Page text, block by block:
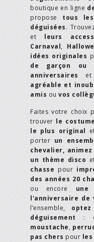
boutique en ligne
propose tous
déguisées.
et leurs
Carnaval,
idées originales
de garçon ou
anniversaires et
agréable et
amis ou vos
Faites votre choix
trouver le
le plus original
porter un
chevalier,
un thème disco
chasse pour
des années 20
ou encore
l'anniversaire de
l’ensemble,
déguisement :
moustache,
pas chers pour